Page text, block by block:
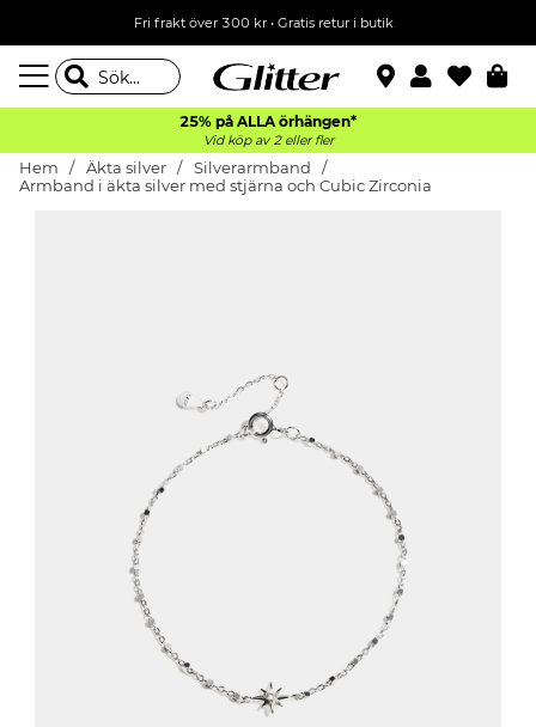
Fri frakt över 300 kr• Gratis retur i butik
25% på ALLA örhängen*
Vid köp av 2 eller fler
Hem Äkta silver
Silverarmband
Armband i äkta silver med stjärna och Cubic Zirconia